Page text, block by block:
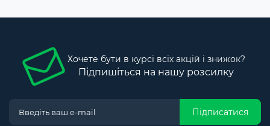
Хочете бути в курсі всіх акцій і знижок?
Підпишіться на нашу розсилку
Підписатися